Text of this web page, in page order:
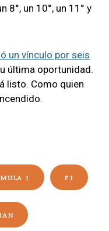
8°, un 10°, un 11° y
un vínculo por seis
última oportunidad.
listo. Como quien
1 F1